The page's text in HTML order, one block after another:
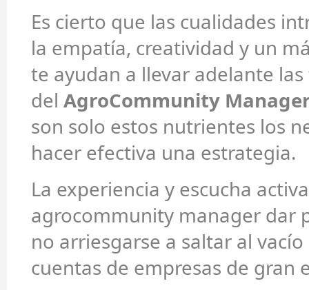
Es cierto que las cualidades
la empatía, creatividad y un
te ayudan a llevar adelante
del AgroCommunity
son solo estos nutrientes los
hacer efectiva una estrategia.
La experiencia y escucha
agrocommunity manager dar
no arriesgarse a saltar al
cuentas de empresas de gran